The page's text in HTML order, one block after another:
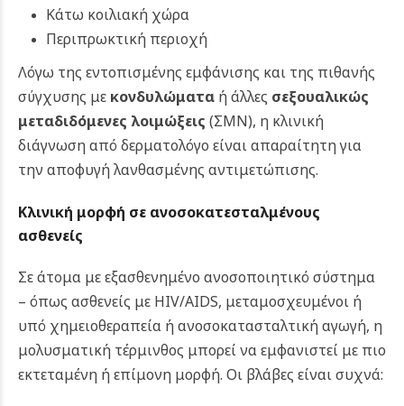
Κάτω κοιλιακή χώρα
Περιπρωκτική περιοχή
Λόγω της εντοπισμένης εμφάνισης και της πιθανής
σύγχυσης με κονδυλώματα ή άλλες σεξουαλικώς
μεταδιδόμενες λοιμώξεις (ΣΜΝ), η κλινική
διάγνωση από δερματολόγο είναι απαραίτητη για
την αποφυγή λανθασμένης αντιμετώπισης.
Κλινική μορφή σε ανοσοκατεσταλμένους
ασθενείς
Σε άτομα με εξασθενημένο ανοσοποιητικό σύστημα
– όπως ασθενείς με HIV/AIDS, μεταμοσχευμένοι ή
υπό χημειοθεραπεία ή ανοσοκατασταλτική αγωγή, η
μολυσματική τέρμινθος μπορεί να εμφανιστεί με πιο
εκτεταμένη ή επίμονη μορφή. Οι βλάβες είναι συχνά: